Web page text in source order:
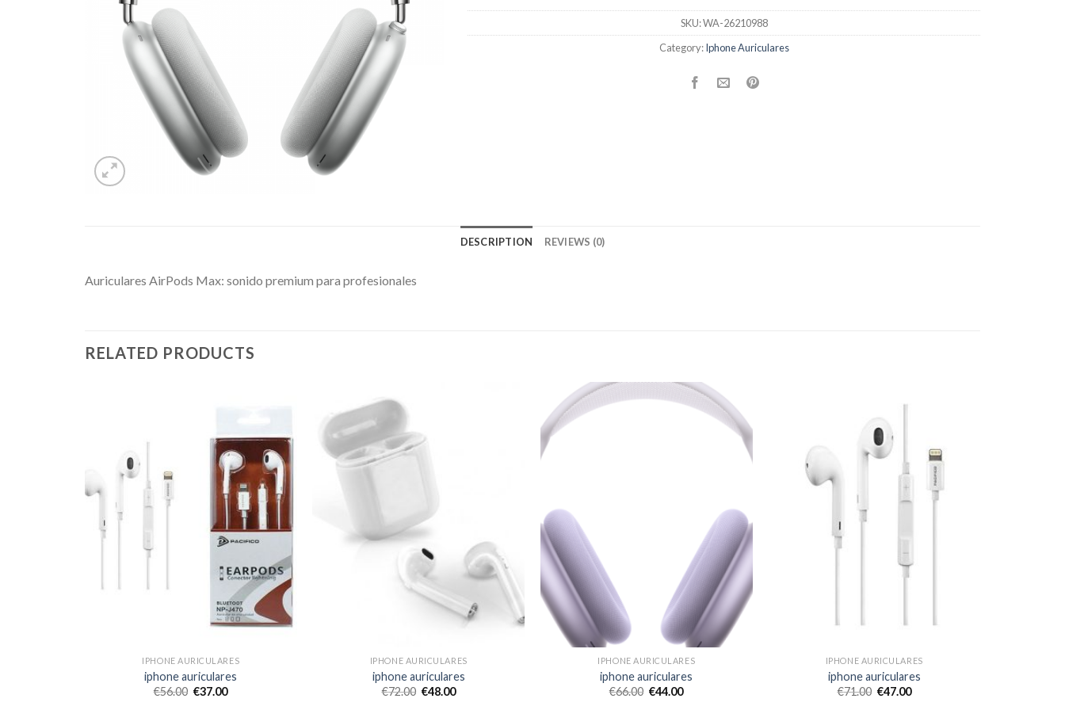
SKU:WA-26210988
Category:Iphone Auriculares
DESCRIPTION REVIEWS (0)
Auriculares AirPods Max: sonido premium para profesionales
RELATED PRODUCTS
IPHONE AURICULARES
iphone auriculares
€56.00 €37.00
IPHONE AURICULARES
iphone auriculares
€72.00 €48.00
IPHONE AURICULARES
iphone auriculares
€66.00 €44.00
IPHONE AURICULARES
iphone auriculares
€71.00 €47.00